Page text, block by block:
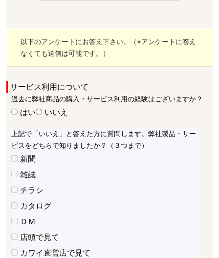
以下のアンケートにお答え下さい。（※アンケートに答え
なくても送信は可能です。）
サービス利用について
過去に弊社商品の購入・サービス利用の経験はございますか？
はい いいえ
上記で「いいえ」と答えた方に質問します。弊社製品・サー
ビスをどちらで知りましたか？（３つまで）
新聞
雑誌
チラシ
カタログ
ＤＭ
店頭で見て
カワイ直営店で見て